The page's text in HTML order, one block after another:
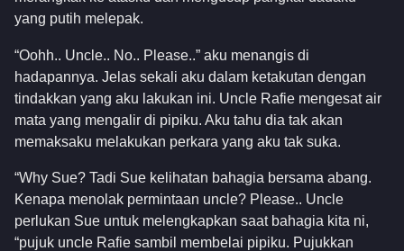
yang putih melepak.
“Oohh.. Uncle.. No.. Please..” aku menangis di
hadapannya. Jelas sekali aku dalam ketakutan dengan
tindakkan yang aku lakukan ini. Uncle Rafie mengesat air
mata yang mengalir di pipiku. Aku tahu dia tak akan
memaksaku melakukan perkara yang aku tak suka.
“Why Sue? Tadi Sue kelihatan bahagia bersama abang.
Kenapa menolak permintaan uncle? Please.. Uncle
perlukan Sue untuk melengkapkan saat bahagia kita ni,
“pujuk uncle Rafie sambil membelai pipiku. Pujukkan